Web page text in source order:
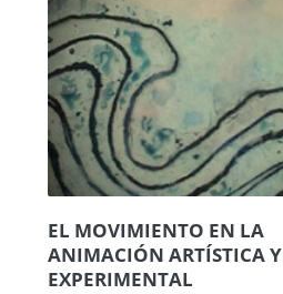
EL MOVIMIENTO EN LA
ANIMACIÓN ARTÍSTICA Y
EXPERIMENTAL